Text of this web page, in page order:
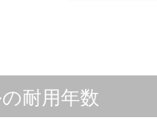
耐用年数